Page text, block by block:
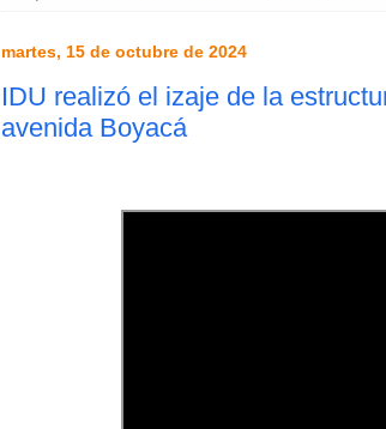
martes, 15 de octubre de 2024
IDU realizó el izaje de la
avenida Boyacá